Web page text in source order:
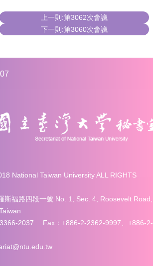
上一則:第3062次會議
下一則:第3060次會議
National Taiwan University ALL RIGHTS
斯福路四段一號 No. 1, Sec. 4, Roosevelt Road,
2037 Fax：+886-2-2362-9997、+886-2-